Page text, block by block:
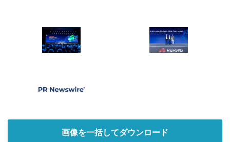
画像を一括してダウンロード